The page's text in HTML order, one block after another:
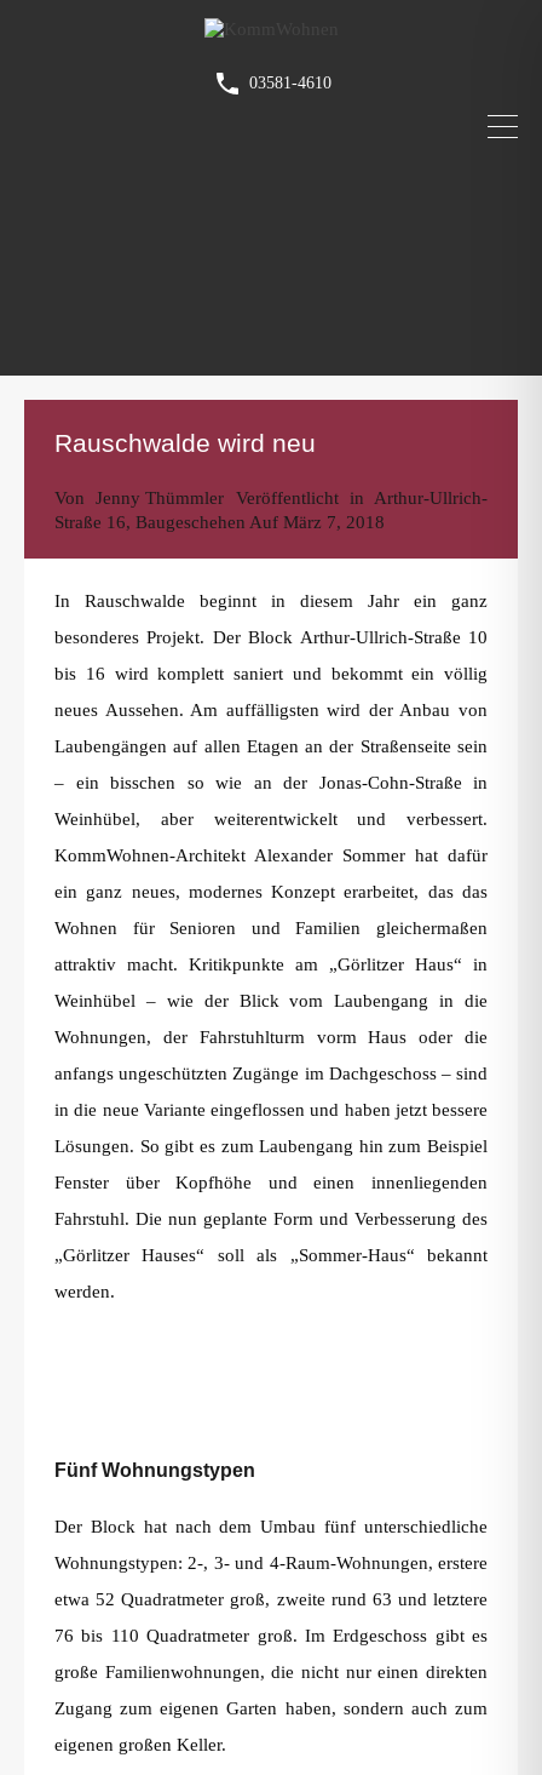
03581-4610
Rauschwalde wird neu
VonJenny Thümmler Veröffentlicht in Arthur-Ullrich-
Straße 16, Baugeschehen Auf März 7, 2018
In Rauschwalde beginnt in diesem Jahr ein ganz
besonderes Projekt. Der Block Arthur-Ullrich-Straße 10
bis 16 wird komplett saniert und bekommt ein völlig
neues Aussehen. Am auffälligsten wird der Anbau von
Laubengängen auf allen Etagen an der Straßenseite sein
– ein bisschen so wie an der Jonas-Cohn-Straße in
Weinhübel, aber weiterentwickelt und verbessert.
KommWohnen-Architekt Alexander Sommer hat dafür
ein ganz neues, modernes Konzept erarbeitet, das das
Wohnen für Senioren und Familien gleichermaßen
attraktiv macht. Kritikpunkte am „Görlitzer Haus“ in
Weinhübel – wie der Blick vom Laubengang in die
Wohnungen, der Fahrstuhlturm vorm Haus oder die
anfangs ungeschützten Zugänge im Dachgeschoss – sind
in die neue Variante eingeflossen und haben jetzt bessere
Lösungen. So gibt es zum Laubengang hin zum Beispiel
Fenster über Kopfhöhe und einen innenliegenden
Fahrstuhl. Die nun geplante Form und Verbesserung des
„Görlitzer Hauses“ soll als „Sommer-Haus“ bekannt
werden.
Fünf Wohnungstypen
Der Block hat nach dem Umbau fünf unterschiedliche
Wohnungstypen: 2-, 3- und 4-Raum-Wohnungen, erstere
etwa 52 Quadratmeter groß, zweite rund 63 und letztere
76 bis 110 Quadratmeter groß. Im Erdgeschoss gibt es
große Familienwohnungen, die nicht nur einen direkten
Zugang zum eigenen Garten haben, sondern auch zum
eigenen großen Keller.